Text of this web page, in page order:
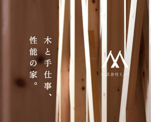
家づくりの流れ
OB様宅訪問記
ただいま建築中
イベント情報
ミノワブログ
リ
会
お
お
修